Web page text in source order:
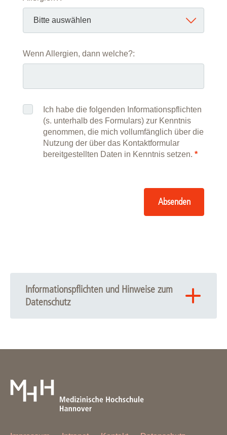
Wenn Allergien, dann welche?:
Ich habe die folgenden Informationspflichten
(s. unterhalb des Formulars) zur Kenntnis
genommen, die mich vollumfänglich über die
Nutzung der über das Kontaktformular
bereitgestellten Daten in Kenntnis setzen. *
Absenden
Informationspflichten und Hinweise zum
Datenschutz
Ich habe die folgenden Informationspflichten zur Kenntnis
genommen, die mich vollumfänglich über die Nutzung der
über das Kontaktformular bereitgestellten Daten in